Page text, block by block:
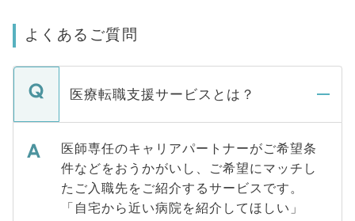
よくあるご質問
医療転職支援サービスとは？
医師専任のキャリアパートナーがご希望条
件などをおうかがいし、ご希望にマッチし
たご入職先をご紹介するサービスです。
「自宅から近い病院を紹介してほしい」